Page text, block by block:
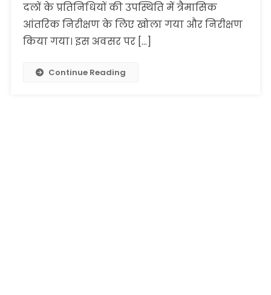
दलों के प्रतिनिधियों की उपस्थिति में त्रैमासिक
आंतरिक निरीक्षण के लिए खोला गया और निरीक्षण
किया गया। इस अवसर पर […]
Continue Reading